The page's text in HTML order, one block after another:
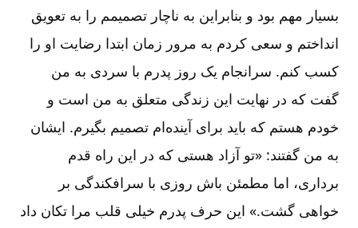
بسیار مهم بود و بنابراین به ناچار تصمیمم را به تعویق
انداختم و سعی کردم به مرور زمان ابتدا رضایت او را
کسب کنم. سرانجام یک روز پدرم با سردی به من
گفت که در نهایت این زندگی متعلق به من است و
خودم هستم که باید برای آینده‌ام تصمیم بگیرم. ایشان
به من گفتند: «تو آزاد هستی که در این راه قدم
برداری، اما مطمئن باش روزی با سرافکندگی بر
خواهی گشت.» این حرف پدرم خیلی قلب مرا تکان داد